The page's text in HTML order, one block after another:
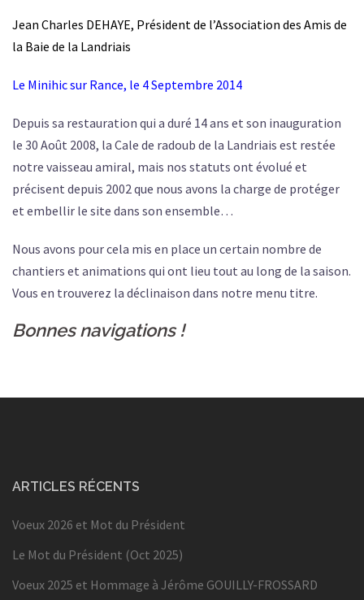
Jean Charles DEHAYE, Président de l’Association des Amis de
la Baie de la Landriais
Le Minihic sur Rance, le 4 Septembre 2014
Depuis sa restauration qui a duré 14 ans et son inauguration
le 30 Août 2008, la Cale de radoub de la Landriais est restée
notre vaisseau amiral, mais nos statuts ont évolué et
précisent depuis 2002 que nous avons la charge de protéger
et embellir le site dans son ensemble…
Nous avons pour cela mis en place un certain nombre de
chantiers et animations qui ont lieu tout au long de la saison.
Vous en trouverez la déclinaison dans notre menu titre.
Bonnes navigations !
ARTICLES RÉCENTS
Voeux 2026 et Mot du Président
Le Mot du Président (Oct 2025)
Voeux 2025 et Hommage à Jérôme GOUILLY-FROSSARD